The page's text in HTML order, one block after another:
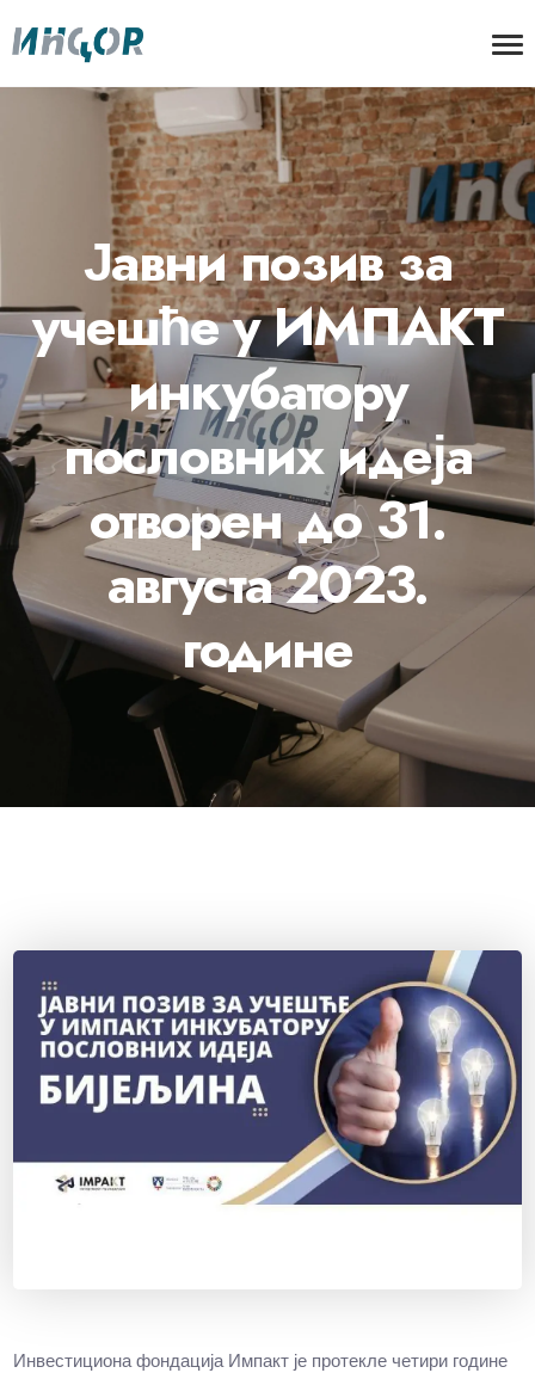
Јавни позив за
учешће у ИМПАКТ
инкубатору
пословних идеја
отворен до 31.
августа 2023.
године
Инвестициона фондација Импакт је протекле четири године